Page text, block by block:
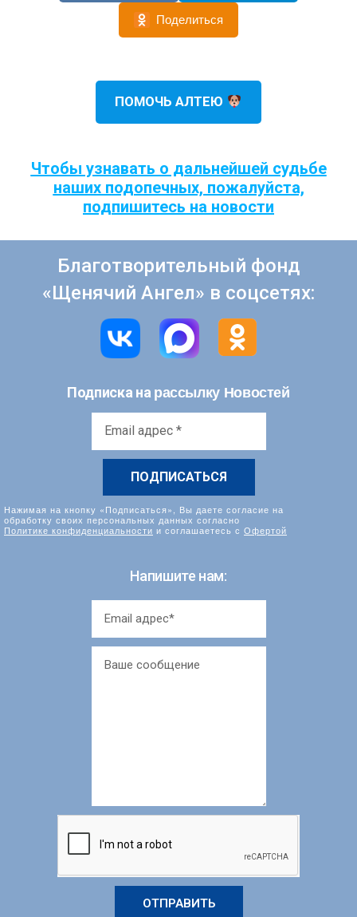
Поделиться
ПОМОЧЬ АЛТЕЮ
Чтобы узнавать о дальнейшей судьбе
наших подопечных, пожалуйста,
подпишитесь на новости
Благотворительный фонд
«Щенячий Ангел» в соцсетях:
Подписка на рассылку Новостей
Нажимая на кнопку «Подписаться», Вы даете согласие на
обработку своих персональных данных согласно
Политике конфиденциальности и соглашаетесь с Офертой
Напишите нам:
ОТПРАВИТЬ